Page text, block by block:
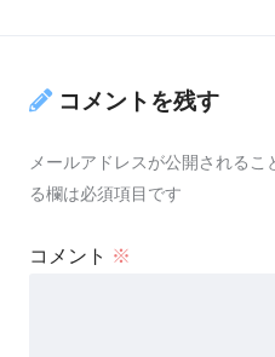
コメントを残す
メールアドレスが公開されるこ
る欄は必須項目です
コメント ※